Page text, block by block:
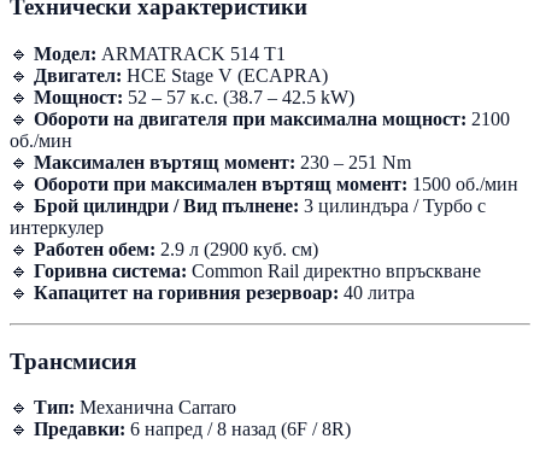
Технически характеристики
🔹 Модел: ARMATRACK 514 T1
🔹 Двигател: HCE Stage V (ECAPRA)
🔹 Мощност: 52 – 57 к.с. (38.7 – 42.5 kW)
🔹 Обороти на двигателя при максимална мощност: 2100
об./мин
🔹 Максимален въртящ момент: 230 – 251 Nm
🔹 Обороти при максимален въртящ момент: 1500 об./мин
🔹 Брой цилиндри / Вид пълнене: 3 цилиндъра / Турбо с
интеркулер
🔹 Работен обем: 2.9 л (2900 куб. см)
🔹 Горивна система: Common Rail директно впръскване
🔹 Капацитет на горивния резервоар: 40 литра
Трансмисия
🔹 Тип: Механична Carraro
🔹 Предавки: 6 напред / 8 назад (6F / 8R)